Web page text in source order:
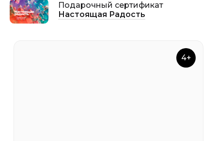
Подарочный сертификат
Настоящая Радость
4+